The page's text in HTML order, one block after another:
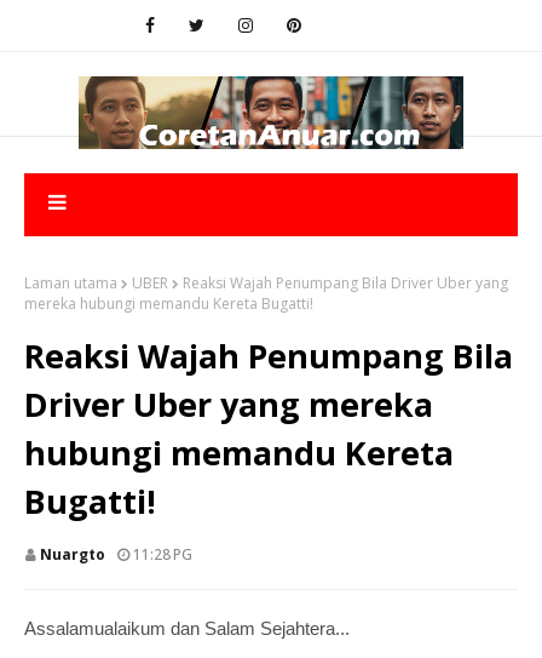
Laman utama UBER
Reaksi Wajah Penumpang Bila Driver Uber yang
mereka hubungi memandu Kereta Bugatti!
Reaksi Wajah Penumpang Bila
Driver Uber yang mereka
hubungi memandu Kereta
Bugatti!
Nuargto 11:28 PG
Assalamualaikum dan Salam Sejahtera...